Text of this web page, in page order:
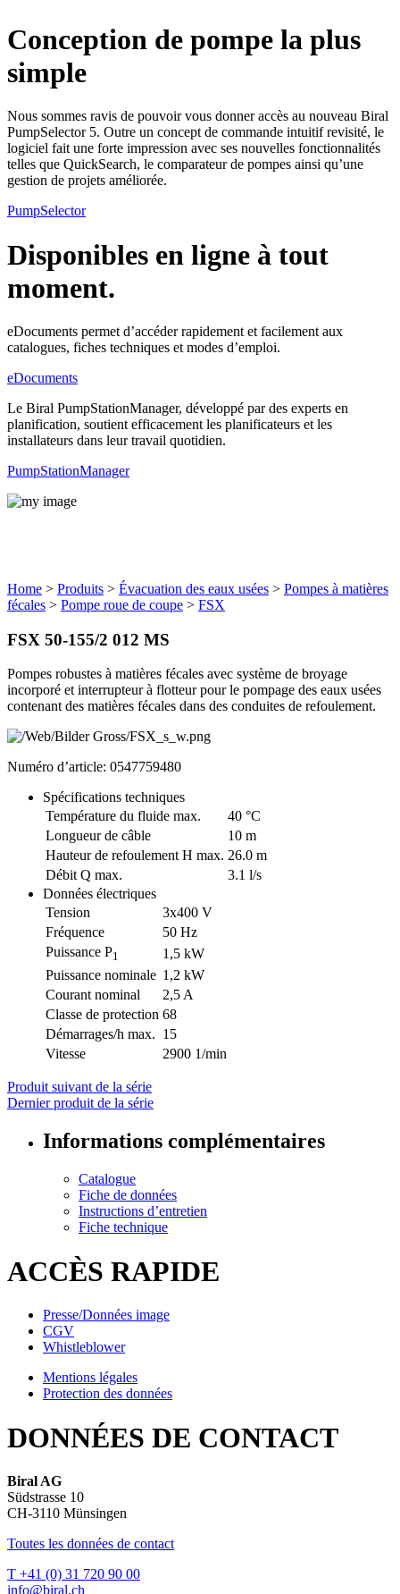
Conception de pompe la plus
simple
Nous sommes ravis de pouvoir vous donner accès au nouveau Biral
PumpSelector 5. Outre un concept de commande intuitif revisité, le
logiciel fait une forte impression avec ses nouvelles fonctionnalités
telles que QuickSearch, le comparateur de pompes ainsi qu’une
gestion de projets améliorée.
PumpSelector
Disponibles en ligne à tout
moment.
eDocuments permet d’accéder rapidement et facilement aux
catalogues, fiches techniques et modes d’emploi.
eDocuments
Le Biral PumpStationManager, développé par des experts en
planification, soutient efficacement les planificateurs et les
installateurs dans leur travail quotidien.
PumpStationManager
Home > Produits > Évacuation des eaux usées > Pompes à matières
fécales > Pompe roue de coupe > FSX
FSX 50-155/2 012 MS
Pompes robustes à matières fécales avec système de broyage
incorporé et interrupteur à flotteur pour le pompage des eaux usées
contenant des matières fécales dans des conduites de refoulement.
Numéro d’article: 0547759480
Spécifications techniques
Température du fluide max.
40 °C
Longueur de câble
10 m
Hauteur de refoulement H max. 26.0 m
Débit Q max.
3.1 l/s
Données électriques
Tension
3x400 V
Fréquence
50 Hz
Puissance P1
1,5 kW
Puissance nominale 1,2 kW
Courant nominal
2,5 A
Classe de protection 68
Démarrages/h max. 15
Vitesse
2900 1/min
Produit suivant de la série
Dernier produit de la série
Informations complémentaires
Catalogue
Fiche de données
Instructions d’entretien
Fiche technique
ACCÈS RAPIDE
Presse/Données image
CGV
Whistleblower
Mentions légales
Protection des données
DONNÉES DE CONTACT
Biral AG
Südstrasse 10
CH-3110 Münsingen
Toutes les données de contact
T +41 (0) 31 720 90 00
info@biral.ch